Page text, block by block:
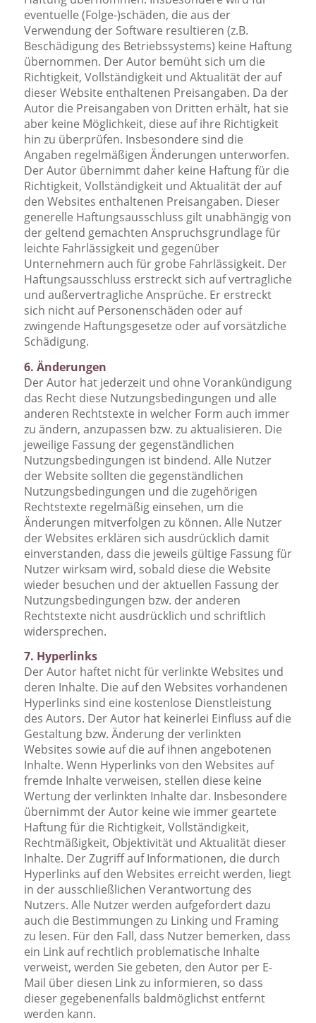
eventuelle (Folge-)schäden, die aus der
Verwendung der Software resultieren (z.B.
Beschädigung des Betriebssystems) keine Haftung
übernommen. Der Autor bemüht sich um die
Richtigkeit, Vollständigkeit und Aktualität der auf
dieser Website enthaltenen Preisangaben. Da der
Autor die Preisangaben von Dritten erhält, hat sie
aber keine Möglichkeit, diese auf ihre Richtigkeit
hin zu überprüfen. Insbesondere sind die
Angaben regelmäßigen Änderungen unterworfen.
Der Autor übernimmt daher keine Haftung für die
Richtigkeit, Vollständigkeit und Aktualität der auf
den Websites enthaltenen Preisangaben. Dieser
generelle Haftungsausschluss gilt unabhängig von
der geltend gemachten Anspruchsgrundlage für
leichte Fahrlässigkeit und gegenüber
Unternehmern auch für grobe Fahrlässigkeit. Der
Haftungsausschluss erstreckt sich auf vertragliche
und außervertragliche Ansprüche. Er erstreckt
sich nicht auf Personenschäden oder auf
zwingende Haftungsgesetze oder auf vorsätzliche
Schädigung.
6. Änderungen
Der Autor hat jederzeit und ohne Vorankündigung
das Recht diese Nutzungsbedingungen und alle
anderen Rechtstexte in welcher Form auch immer
zu ändern, anzupassen bzw. zu aktualisieren. Die
jeweilige Fassung der gegenständlichen
Nutzungsbedingungen ist bindend. Alle Nutzer
der Website sollten die gegenständlichen
Nutzungsbedingungen und die zugehörigen
Rechtstexte regelmäßig einsehen, um die
Änderungen mitverfolgen zu können. Alle Nutzer
der Websites erklären sich ausdrücklich damit
einverstanden, dass die jeweils gültige Fassung für
Nutzer wirksam wird, sobald diese die Website
wieder besuchen und der aktuellen Fassung der
Nutzungsbedingungen bzw. der anderen
Rechtstexte nicht ausdrücklich und schriftlich
widersprechen.
7. Hyperlinks
Der Autor haftet nicht für verlinkte Websites und
deren Inhalte. Die auf den Websites vorhandenen
Hyperlinks sind eine kostenlose Dienstleistung
des Autors. Der Autor hat keinerlei Einfluss auf die
Gestaltung bzw. Änderung der verlinkten
Websites sowie auf die auf ihnen angebotenen
Inhalte. Wenn Hyperlinks von den Websites auf
fremde Inhalte verweisen, stellen diese keine
Wertung der verlinkten Inhalte dar. Insbesondere
übernimmt der Autor keine wie immer geartete
Haftung für die Richtigkeit, Vollständigkeit,
Rechtmäßigkeit, Objektivität und Aktualität dieser
Inhalte. Der Zugriff auf Informationen, die durch
Hyperlinks auf den Websites erreicht werden, liegt
in der ausschließlichen Verantwortung des
Nutzers. Alle Nutzer werden aufgefordert dazu
auch die Bestimmungen zu Linking und Framing
zu lesen. Für den Fall, dass Nutzer bemerken, dass
ein Link auf rechtlich problematische Inhalte
verweist, werden Sie gebeten, den Autor per E-
Mail über diesen Link zu informieren, so dass
dieser gegebenenfalls baldmöglichst entfernt
werden kann.